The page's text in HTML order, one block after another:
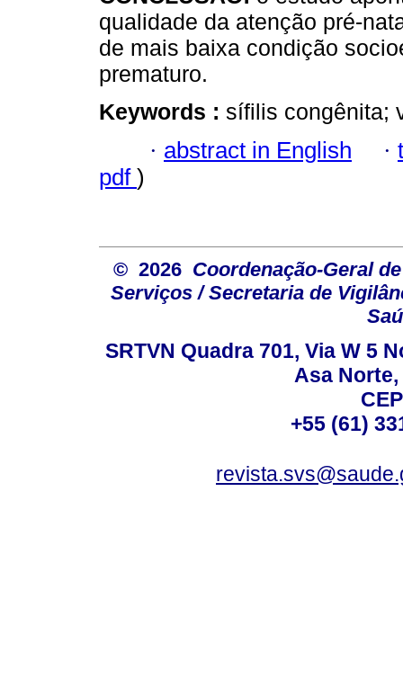
qualidade da atenção pré-
de mais baixa condição
prematuro.
Keywords : sífilis congênita;
· abstract in English ·
pdf )
© 2026 Coordenação-Geral
Serviços / Secretaria de
SRTVN Quadra 701, Via W 5
Asa
+55 (61)